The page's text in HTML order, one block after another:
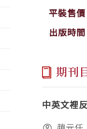
平裝售價
出版時間
期刊
中英文裡